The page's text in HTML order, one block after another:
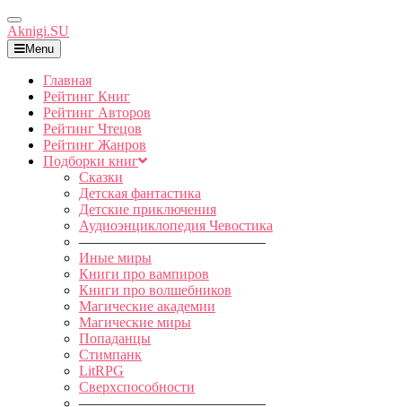
Toggle
Navigation
Aknigi.SU
Menu
Главная
Рейтинг Книг
Рейтинг Авторов
Рейтинг Чтецов
Рейтинг Жанров
Подборки книг
Сказки
Детская фантастика
Детские приключения
Аудиоэнциклопедия Чевостика
—————————————
Иные миры
Книги про вампиров
Книги про волшебников
Магические академии
Магические миры
Попаданцы
Стимпанк
LitRPG
Сверхспособности
—————————————